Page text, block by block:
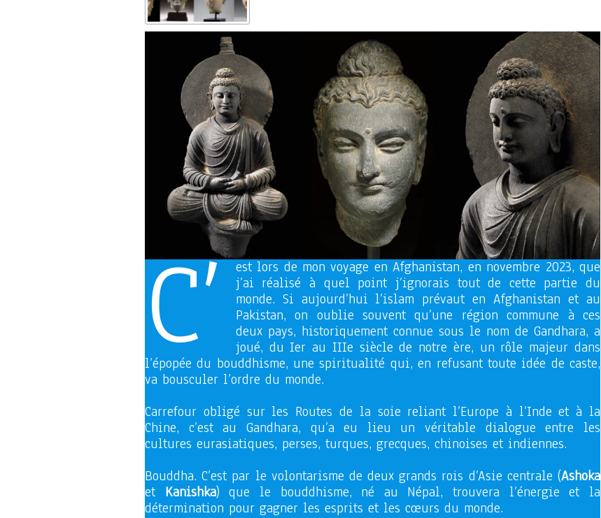
C’
est lors de mon voyage en Afghanistan, en novembre 2023, que
j’ai réalisé à quel point j’ignorais tout de cette partie du
monde. Si aujourd’hui l’islam prévaut en Afghanistan et au
Pakistan, on oublie souvent qu’une région commune à ces
deux pays, historiquement connue sous le nom de Gandhara, a
joué, du Ier au IIIe siècle de notre ère, un rôle majeur dans
l’épopée du bouddhisme, une spiritualité qui, en refusant toute idée de caste,
va bousculer l’ordre du monde.
Carrefour obligé sur les Routes de la soie reliant l’Europe à l’Inde et à la
Chine, c’est au Gandhara, qu’a eu lieu un véritable dialogue entre les
cultures eurasiatiques, perses, turques, grecques, chinoises et indiennes.
Bouddha. C’est par le volontarisme de deux grands rois d’Asie centrale (Ashoka
et Kanishka) que le bouddhisme, né au Népal, trouvera l’énergie et la
détermination pour gagner les esprits et les cœurs du monde.